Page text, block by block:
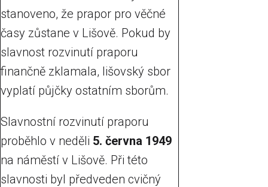
stanoveno, že prapor pro věčné
časy zůstane v Lišově. Pokud by
slavnost rozvinutí praporu
finančně zklamala, lišovský sbor
vyplatí půjčky ostatním sborům.
Slavnostní rozvinutí praporu
proběhlo v neděli 5. června 1949
na náměstí v Lišově. Při této
slavnosti byl předveden cvičný